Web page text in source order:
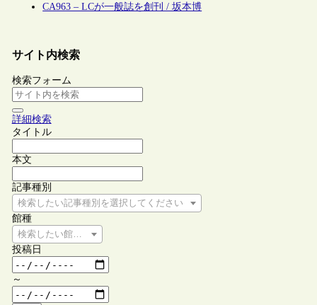
CA963 – LCが一般誌を創刊 / 坂本博
サイト内検索
検索フォーム
詳細検索
タイトル
本文
記事種別
検索したい記事種別を選択してください
館種
検索したい館種を選択してください
投稿日
～